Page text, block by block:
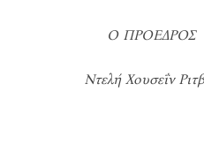
Ο ΠΡΟΕΔΡΟΣ
Ντελή Χουσεΐν